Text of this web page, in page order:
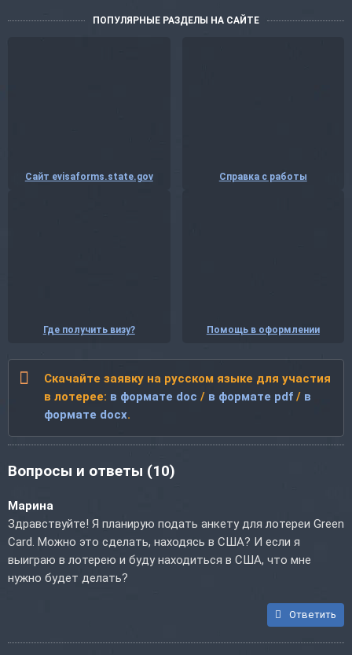
ПОПУЛЯРНЫЕ РАЗДЕЛЫ НА САЙТЕ
Сайт evisaforms.state.gov Справка с работы
Где получить визу? Помощь в оформлении
Скачайте заявку на русском языке для участия
в лотерее: в формате doc / в формате pdf / в
формате docx.
Вопросы и ответы (10)
Марина
Здравствуйте! Я планирую подать анкету для лотереи Green
Card. Можно это сделать, находясь в США? И если я
выиграю в лотерею и буду находиться в США, что мне
нужно будет делать?
Ответить